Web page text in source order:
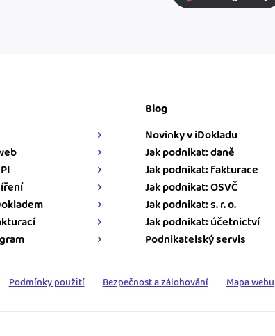
Blog
Novinky v iDokladu
Jak podnikat: daně
Jak podnikat: fakturace
Jak podnikat: OSVČ
Jak podnikat: s. r. o.
Jak podnikat: účetnictví
Podnikatelský servis
Podmínky použití Bezpečnost a zálohování Mapa webu